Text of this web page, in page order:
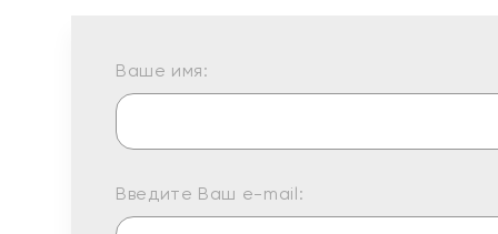
Ваше имя:
Введите Ваш e-mail: